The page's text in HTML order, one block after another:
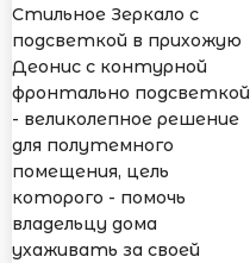
Стильное Зеркало с
подсветкой в прихожую
Деонис с контурной
фронтально подсветкой
- великолепное решение
для полутемного
помещения, цель
которого - помочь
владельцу дома
ухаживать за своей